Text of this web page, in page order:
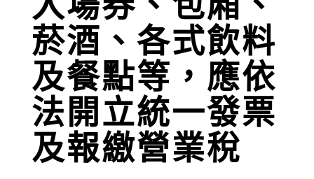
菸酒、各式飲料
及餐點等，應依
法開立統一發票
及報繳營業稅